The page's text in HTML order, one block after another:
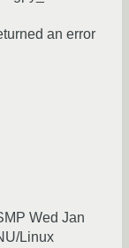
an error
Wed Jan
Linux